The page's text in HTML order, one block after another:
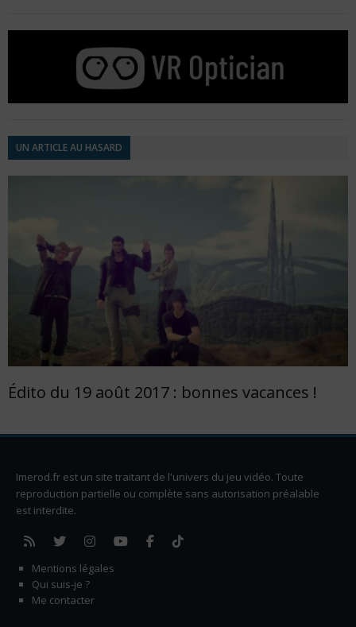
UN ARTICLE AU HASARD
Édito du 19 août 2017 : bonnes vacances !
Imerod.fr est un site traitant de l'univers du jeu vidéo. Toute
reproduction partielle ou complète sans autorisation préalable
est interdite.
Mentions légales
Qui suis-je ?
Me contacter